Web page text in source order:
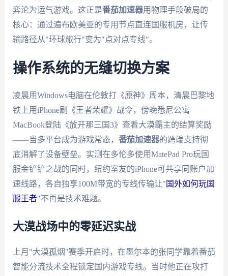
弈沦为运气游戏。这正是番茄加速器用物理手段破局的
核心：通过遍布欧美亚的专用节点直连国服机房，让传
输路径从"环球旅行"变为"点对点专线"。
操作系统的无缝切换方案
凌晨用Windows电脑在伦敦打《原神》周本，清晨巴黎地
铁上用iPhone刷《王者荣耀》战令，傍晚悉尼公寓
MacBook登陆《放开那三国3》查看大漠霸主的结算奖励
——当多平台成为游戏常态， 番茄加速器的跨端支持彻
底消解了设备壁垒。实测在多伦多使用MatePad Pro玩国
服金铲铲之战的同时，纽约室友的iPhone可共享同账户加
速线路，各自独享100M带宽的专线传输让" 国外如何玩国
服王者"不再是技术难题。
大漠战场中的零延迟实战
上月"大漠孤烟"赛季开启时，在墨尔本的张同学靠着番茄
智能分流技术全程锁定国内游戏专线。当时他正在攻打